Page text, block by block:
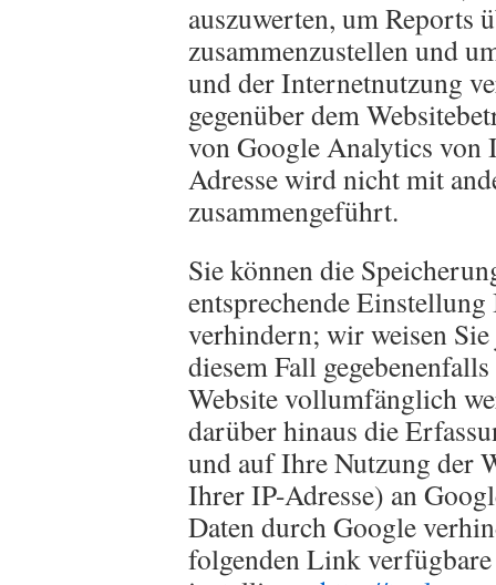
auszuwerten, um Reports
zusammenzustellen und
und der Internetnutzung
gegenüber dem
von Google Analytics von
Adresse wird nicht mit
zusammengeführt.
Sie können die
entsprechende
verhindern; wir weisen
diesem Fall
Website vollumfänglich
darüber hinaus die
und auf Ihre Nutzung der
Ihrer IP-Adresse) an
Daten durch Google
folgenden Link